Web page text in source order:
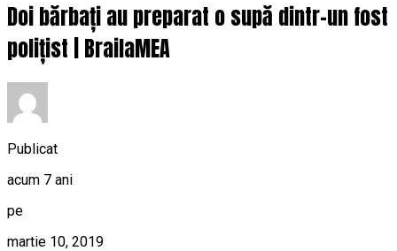
Doi bărbați au preparat o supă dintr-un fost
polițist | BrailaMEA
Publicat
acum 7 ani
pe
martie 10, 2019